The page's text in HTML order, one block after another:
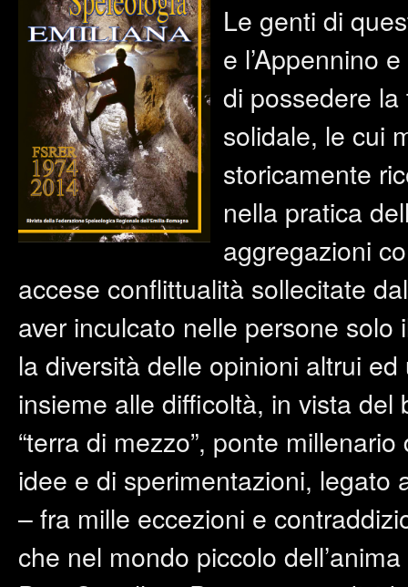
Le genti di
e l’Appennino
di possedere
solidale, le cui
storicamente
nella pratica
aggregazioni
accese conflittualità sollecitate
aver inculcato nelle persone
la diversità delle opinioni altrui
insieme alle difficoltà, in vista
“terra di mezzo”, ponte
idee e di sperimentazioni, legato
– fra mille eccezioni e
che nel mondo piccolo